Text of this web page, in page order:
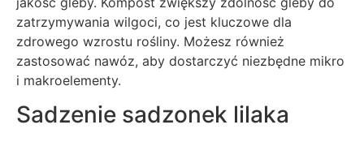
zatrzymywania wilgoci, co jest kluczowe dla
zdrowego wzrostu rośliny. Możesz również
zastosować nawóz, aby dostarczyć niezbędne mikro
i makroelementy.
Sadzenie sadzonek lilaka